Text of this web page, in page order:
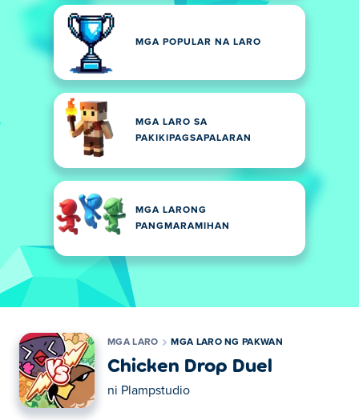
MGA POPULAR NA LARO
MGA LARO SA
PAKIKIPAGSAPALARAN
MGA LARONG
PANGMARAMIHAN
MGA LARO MGA LARO NG PAKWAN
Chicken Drop Duel
ni Plampstudio